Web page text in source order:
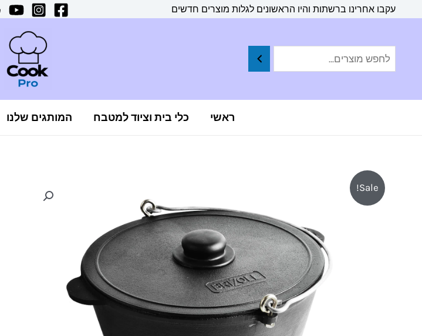
עקבו אחרינו ברשתות והיו הראשונים לגלות מוצרים חדשים
ראשי כלי בית וציוד למטבח המותגים שלנו
Sale!